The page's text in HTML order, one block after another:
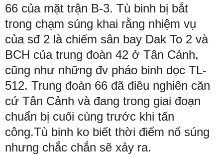
66 của mặt trận B-3. Tù binh bị bắt
trong chạm súng khai rằng nhiệm vụ
của sđ 2 là chiếm sân bay Dak To 2 và
BCH của trung đoàn 42 ở Tân Cảnh,
cũng như những đv pháo binh dọc TL-
512. Trung đoàn 66 đã điều nghiên căn
cứ Tân Cảnh và đang trong giai đoạn
chuẩn bị cuối cùng trước khi tấn
công.Tù binh ko biết thời điểm nổ súng
nhưng chắc chắn sẽ xảy ra.